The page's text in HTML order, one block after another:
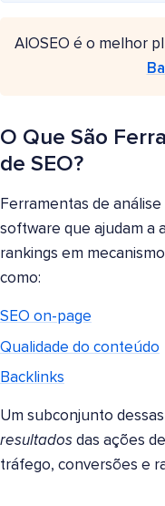
AIOSEO é o melhor
O Que São
de SEO?
Ferramentas de análise
software que ajudam a
rankings em
como:
SEO on-page
Qualidade do conteúdo
Backlinks
Um subconjunto
resultados das ações
tráfego, conversões e